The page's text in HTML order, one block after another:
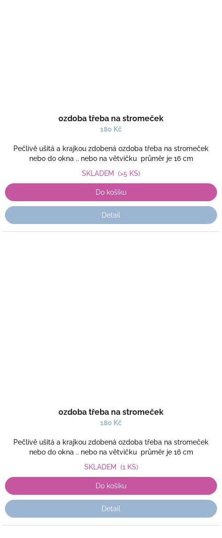
ozdoba třeba na stromeček
180 Kč
Pečlivě ušitá a krajkou zdobená ozdoba třeba na stromeček
nebo do okna .. nebo na větvičku průměr je 16 cm
SKLADEM (>5 KS)
Do košíku
Detail
ozdoba třeba na stromeček
180 Kč
Pečlivě ušitá a krajkou zdobená ozdoba třeba na stromeček
nebo do okna .. nebo na větvičku průměr je 16 cm
SKLADEM (1 KS)
Do košíku
Detail